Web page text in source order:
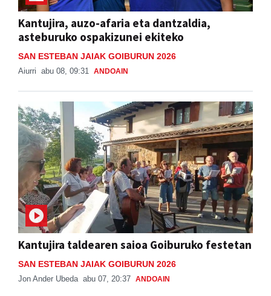
Kantujira, auzo-afaria eta dantzaldia,
asteburuko ospakizunei ekiteko
SAN ESTEBAN JAIAK GOIBURUN 2026
Aiurri abu 08, 09:31 ANDOAIN
Kantujira taldearen saioa Goiburuko festetan
SAN ESTEBAN JAIAK GOIBURUN 2026
Jon Ander Ubeda abu 07, 20:37 ANDOAIN